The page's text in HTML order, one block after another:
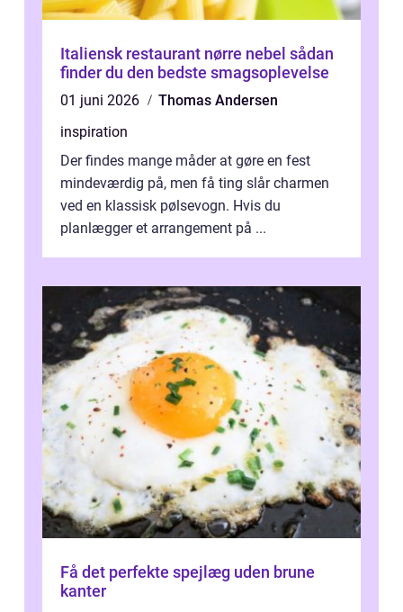
Italiensk restaurant nørre nebel sådan
finder du den bedste smagsoplevelse
01 juni 2026
Thomas Andersen
inspiration
Der findes mange måder at gøre en fest
mindeværdig på, men få ting slår charmen
ved en klassisk pølsevogn. Hvis du
planlægger et arrangement på ...
Få det perfekte spejlæg uden brune
kanter